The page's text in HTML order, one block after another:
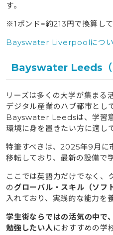
す。
※1ポンド=約213円で換算し
Bayswater Liverpoolについ
Bayswater Leeds（
リーズは多くの大学が集まる
デジタル産業のハブ都市とし
Bayswater Leedsは、学習
環境に身を置きたい方に適し
特筆すべきは、2025年9月に
移転しており、最新の設備で
ここでは英語力だけでなく、
のグローバル・スキル（ソフ
入れており、実践的な能力を
学生街ならではの活気の中で
勉強したい人におすすめの学